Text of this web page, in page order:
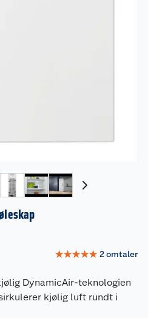
☆☆☆☆☆ 2omtaler
DynamicAir-teknologien
kjølig luft rundt i